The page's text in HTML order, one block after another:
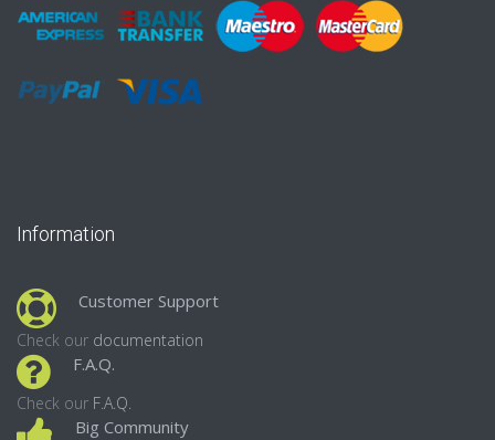
Information
Customer Support
Check our documentation
F.A.Q.
Check our F.A.Q.
Big Community